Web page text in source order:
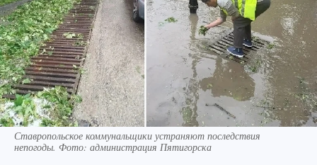
Ставропольское коммунальщики устраняют последствия
непогоды. Фото: администрация Пятигорска